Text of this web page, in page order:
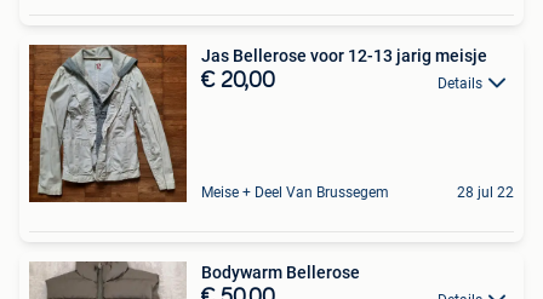
Jas Bellerose voor 12-13 jarig meisje
€ 20,00 Details
Meise + Deel Van Brussegem 28 jul 22
Bodywarm Bellerose